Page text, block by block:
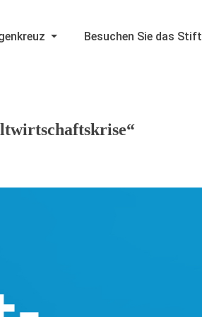
Besuchen Sie das Stift